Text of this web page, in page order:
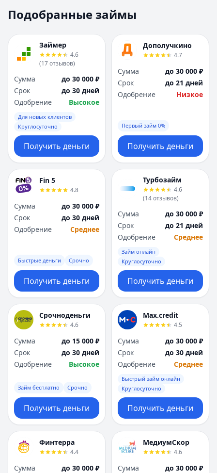
Набережные Челны
Нижний Новгород
Новокузнецк
Новосибирск
Омск
Пенза
Пермь
Р
Ростов-на-Дону
Рязань
С
Самара
Саратов
Севастополь
Сочи
Сургут
Т
Тверь
Тольятти
Томск
Тула
Тюмень
Ульяновск
Х
Хабаровск
Ч
Чебоксары
Челябинск
Чита
Я
Ярославль
Вся Россия
Набережные
Нижний Новгород
Новокузнецк
Новосибирск
Омск
Пенза
Пермь
Р
Ростов-на-Дону
Рязань
С
Самара
Саратов
Севастополь
Сочи
Сургут
Т
Тверь
Тольятти
Томск
Тула
Тюмень
Ульяновск
Х
Хабаровск
Ч
Чебоксары
Челябинск
Чита
Я
Ярославль
Вся Россия
Подобранные займы
Займер
4.6
(17отзывов)
Сумма
до 30 000 ₽
Срок
до 30 дней
Одобрение
Высокое
Для новых клиентов
Круглосуточно
Получить деньги
Дополучкино
4.7
Сумма
до 30 000 ₽
Срок
до 21 дней
Одобрение
Низкое
Первый займ 0%
Получить деньги
Fin 5
4.8
Сумма
до 30 000 ₽
Срок
до 30 дней
Одобрение
Среднее
Быстрые деньги Срочно
Получить деньги
Турбозайм
4.6
(14отзывов)
Сумма
до 30 000 ₽
Срок
до 21 дней
Одобрение
Среднее
Займ онлайн
Круглосуточно
Получить деньги
Срочноденьги
4.6
Сумма
до 15 000 ₽
Срок
до 30 дней
Одобрение
Высокое
Займ бесплатно Срочно
Получить деньги
Max.credit
4.5
Сумма
до 30 000 ₽
Срок
до 30 дней
Одобрение
Среднее
Быстрый займ онлайн
Круглосуточно
Получить деньги
Финтерра
4.4
Сумма
до 30 000 ₽
МедиумСкор
4.6
Сумма
до 30 000 ₽